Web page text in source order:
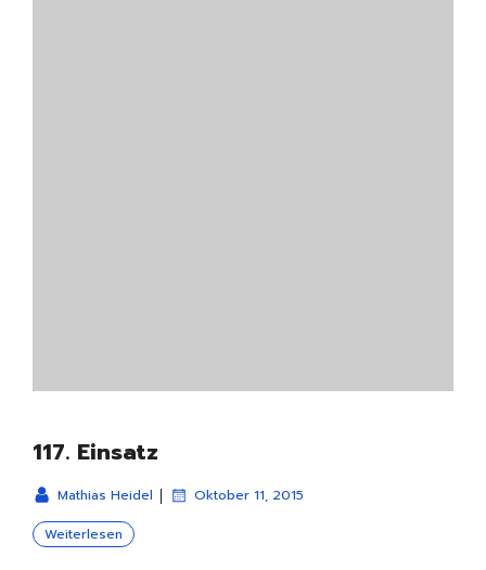
117. Einsatz
Mathias Heidel | Oktober 11, 2015
Weiterlesen